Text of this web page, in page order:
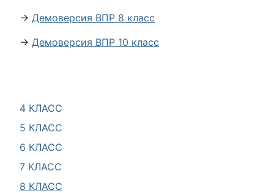
4 КЛАСС
5 КЛАСС
6 КЛАСС
7 КЛАСС
8 КЛАСС
→ Демоверсия ВПР 8 класс
→ Демоверсия ВПР 10 класс